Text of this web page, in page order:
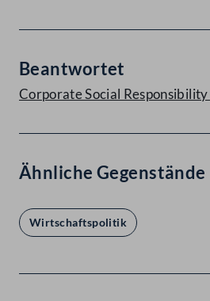
Beantwortet
Corporate Social Responsibility
Ähnliche Gegenstände
Wirtschaftspolitik